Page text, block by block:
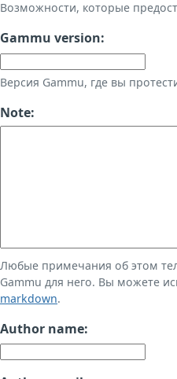
Возможности, которые
Gammu version:
Версия Gammu, где вы
Note:
Любые примечания об этом
Gammu для него. Вы можете
markdown.
Author name: